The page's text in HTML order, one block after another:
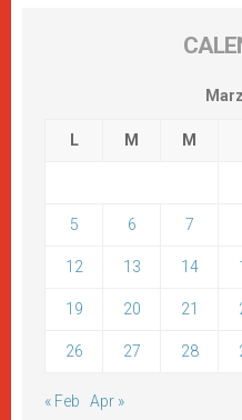
L M M
5 6 7
12 13 14
19 20 21
26 27 28
« Feb Apr »